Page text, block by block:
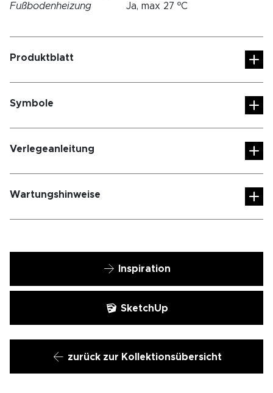
Fußbodenheizung
Ja, max 27 ºC
Produktblatt
Symbole
Verlegeanleitung
Wartungshinweise
zurück zur Kollektionsübersicht
Inspiration
SketchUp